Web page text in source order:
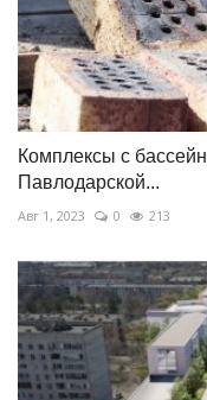
Комплексы с
Павлодарской...
Авг 1, 2023 0 213